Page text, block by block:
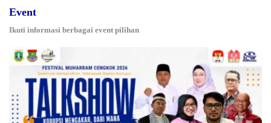
Event
Ikuti informasi berbagai event pilihan